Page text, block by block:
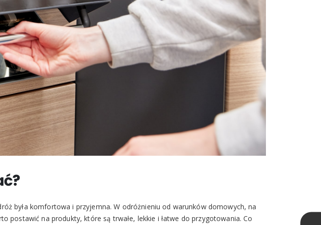
była komfortowa i przyjemna. W odróżnieniu od warunków domowych, na
postawić na produkty, które są trwałe, lekkie i łatwe do przygotowania. Co